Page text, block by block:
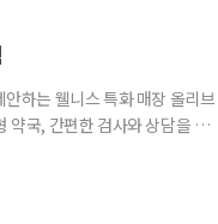
는 제품 광고를 보다 보면, 그
하는 웰니스 특화 매장 올리브
약국, 간편한 검사와 상담을 결
눈에 띄는 것은 가격이다. 100